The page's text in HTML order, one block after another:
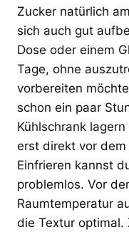
Zucker natürlich
sich auch gut
Dose oder einem
Tage, ohne
vorbereiten
schon ein paar
Kühlschrank
erst direkt vor
Einfrieren kannst
problemlos. Vor
Raumtemperatur
die Textur optimal.